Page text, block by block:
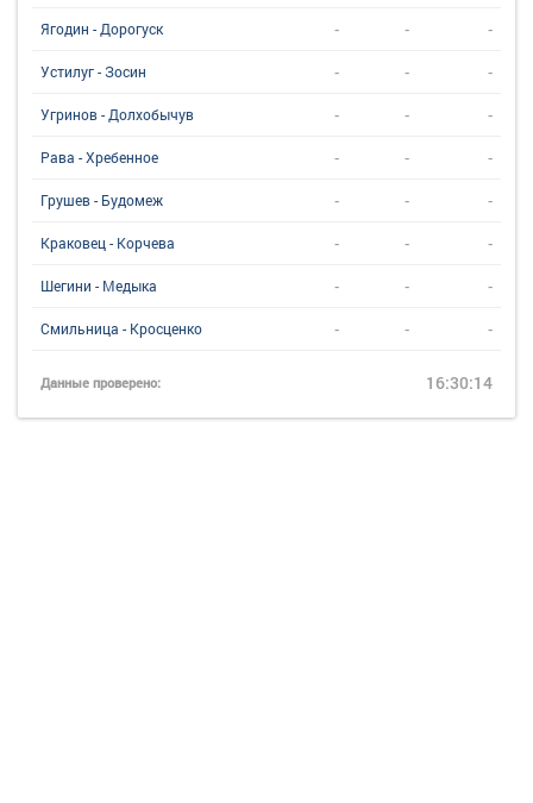
Ягодин - Дорогуск - - -
Устилуг - Зосин - - -
Угринов - Долхобычув - - -
Рава - Хребенное - - -
Грушев - Будомеж - - -
Краковец - Корчева - - -
Шегини - Медыка - - -
Смильница - Кросценко - - -
Данные проверено: 16:30:14